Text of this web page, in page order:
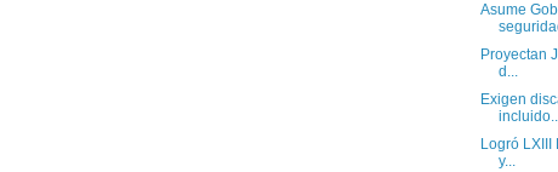
Asume
Proyectan
d...
Exigen
Logró
y...